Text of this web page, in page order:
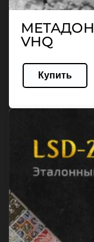
МЕТАДОН
VHQ
Купить